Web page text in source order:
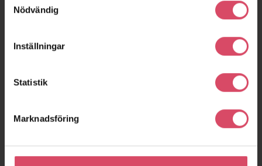
Nödvändig
Inställningar
Statistik
Marknadsföring